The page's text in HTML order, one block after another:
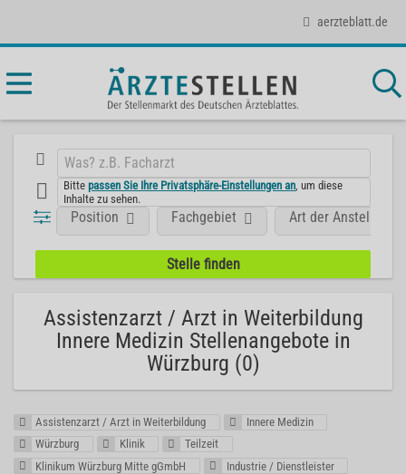
aerzteblatt.de
Bittepassen Sie Ihre Privatsphäre-Einstellungen an , um diese
Inhalte zu sehen.
Position Fachgebiet Art der Anstellung
Assistenzarzt / Arzt in Weiterbildung
Innere Medizin Stellenangebote in
Würzburg (0)
Assistenzarzt / Arzt in Weiterbildung
Innere Medizin
Würzburg
Klinik
Teilzeit
Klinikum Würzburg Mitte gGmbH
Industrie / Dienstleister